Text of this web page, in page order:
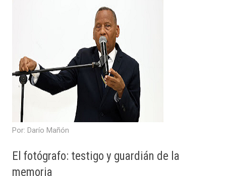
​Por: Darío Mañón
El fotógrafo: testigo y guardián de la
memoria